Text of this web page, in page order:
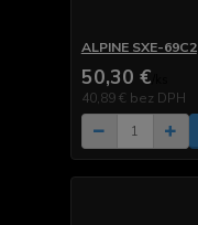
ALPINE SXE-69C2
50,30 €
40,89 € bez DPH